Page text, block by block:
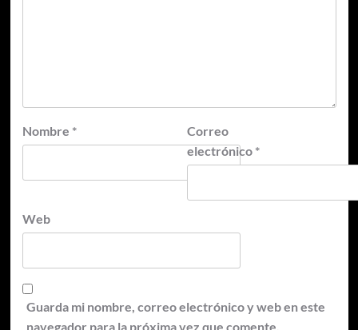
Nombre *
Correo
electrónico *
Web
Guarda mi nombre, correo electrónico y web en este
navegador para la próxima vez que comente.